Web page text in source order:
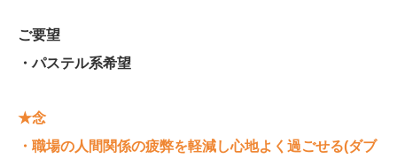
ご要望
・パステル系希望
★念
・職場の人間関係の疲弊を軽減し心地よく過ごせる(ダブ